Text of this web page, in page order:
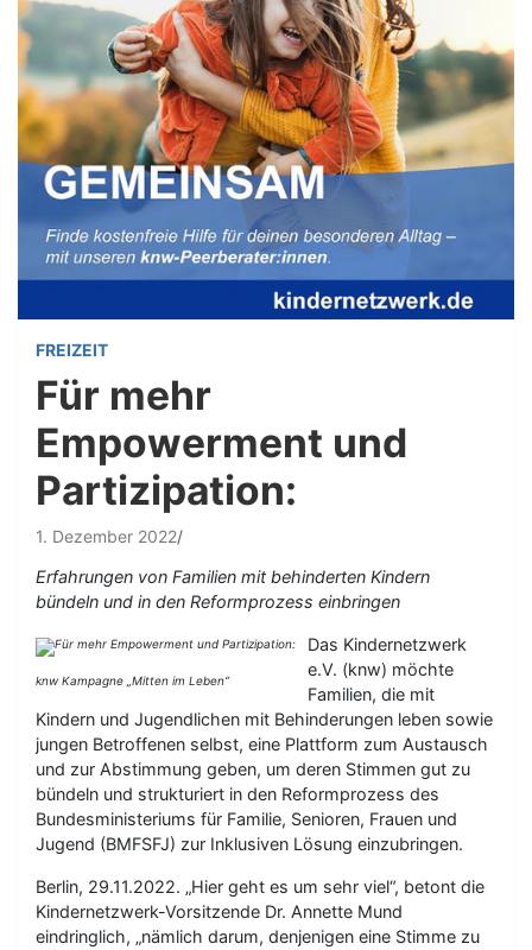
FREIZEIT
Für mehr
Empowerment und
Partizipation:
1. Dezember 2022
Erfahrungen von Familien mit behinderten Kindern
bündeln und in den Reformprozess einbringen
knw Kampagne „Mitten im Leben“
Das Kindernetzwerk
e.V. (knw) möchte
Familien, die mit
Kindern und Jugendlichen mit Behinderungen leben sowie
jungen Betroffenen selbst, eine Plattform zum Austausch
und zur Abstimmung geben, um deren Stimmen gut zu
bündeln und strukturiert in den Reformprozess des
Bundesministeriums für Familie, Senioren, Frauen und
Jugend (BMFSFJ) zur Inklusiven Lösung einzubringen.
Berlin, 29.11.2022. „Hier geht es um sehr viel“, betont die
Kindernetzwerk-Vorsitzende Dr. Annette Mund
eindringlich, „nämlich darum, denjenigen eine Stimme zu